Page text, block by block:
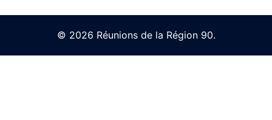
© 2026 Réunions de la Région 90.